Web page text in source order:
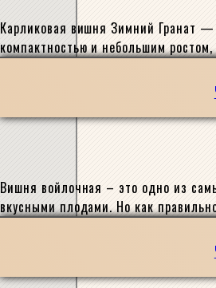
Карликовая вишня Зимний Гранат —
компактностью и небольшим
Вишня войлочная – это одно из
вкусными плодами. Но как